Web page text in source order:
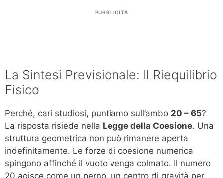
PUBBLICITÀ
La Sintesi Previsionale: Il Riequilibrio
Fisico
Perché, cari studiosi, puntiamo sull’ambo 20 – 65?
La risposta risiede nella Legge della Coesione. Una
struttura geometrica non può rimanere aperta
indefinitamente. Le forze di coesione numerica
spingono affinché il vuoto venga colmato. Il numero
20 agisce come un perno, un centro di gravità per